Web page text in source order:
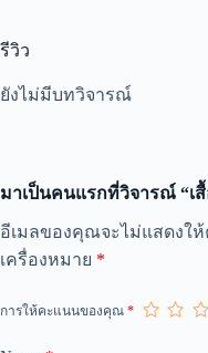
รีวิว
ยังไม่มีบทวิจารณ์
มาเป็นคนแรกที่วิจารณ์ “เสื้
อีเมลของคุณจะไม่แสดงใ
เครื่องหมาย *
การให้คะแนนของคุณ *
A
t
r
a